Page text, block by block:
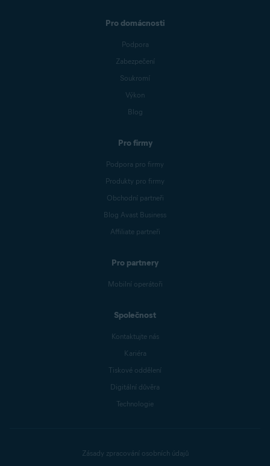
Pro domácnosti
Podpora
Zabezpečení
Soukromí
Výkon
Blog
Pro firmy
Podpora pro firmy
Produkty pro firmy
Obchodní partneři
Blog Avast Business
Affiliate partneři
Pro partnery
Mobilní operátoři
Společnost
Kontaktujte nás
Kariéra
Tiskové oddělení
Digitální důvěra
Technologie
Zásady zpracování osobních údajů